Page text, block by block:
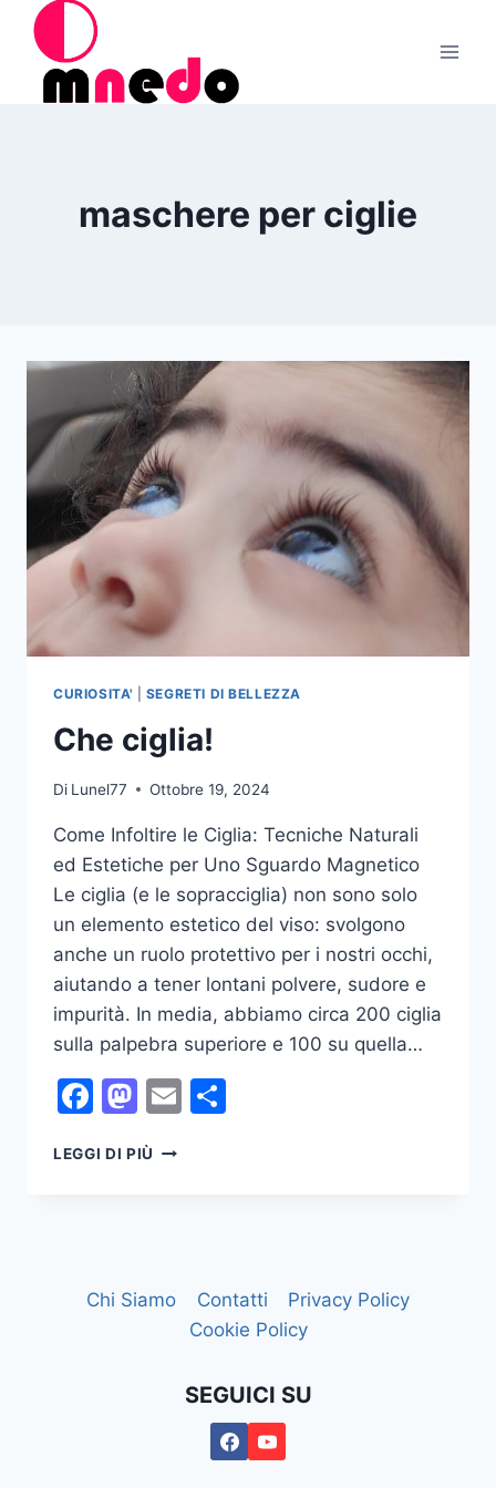
Salta
contenuto
maschere per ciglie
CURIOSITA' SEGRETI DI BELLEZZA
Che ciglia!
Di Lunel77 Ottobre 19, 2024
Come Infoltire le Ciglia: Tecniche Naturali
ed Estetiche per Uno Sguardo Magnetico
Le ciglia (e le sopracciglia) non sono solo
un elemento estetico del viso: svolgono
anche un ruolo protettivo per i nostri occhi,
aiutando a tener lontani polvere, sudore e
impurità. In media, abbiamo circa 200 ciglia
sulla palpebra superiore e 100 su quella…
Facebook
Mastodon
Email
LEGGI DI PIÙ CHE
Chi Siamo Contatti
Privacy Policy
Cookie Policy
SEGUICI SU